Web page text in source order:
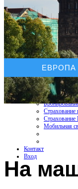
Карты и
Карты
Карта сайта
Услуги On-line
Страхование
Мобильная
Контакт
Вход
ЕВРОПА
На